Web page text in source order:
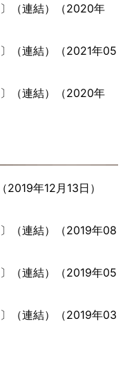
（連結）（2020年
（連結）（2021年05
（連結）（2020年
年12月13日）
（連結）（2019年08
（連結）（2019年05
（連結）（2019年03